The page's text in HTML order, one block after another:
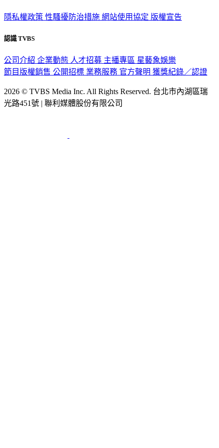
隱私權政策 性騷擾防治措施 網站使用協定 版權宣告
認識 TVBS
公司介紹 企業動態 人才招募 主播專區 星藝象娛樂
節目版權銷售 公開招標 業務服務 官方聲明 獲獎紀錄／認證
2026 © TVBS Media Inc. All Rights Reserved. 台北市內湖區瑞
光路451號 | 聯利媒體股份有限公司